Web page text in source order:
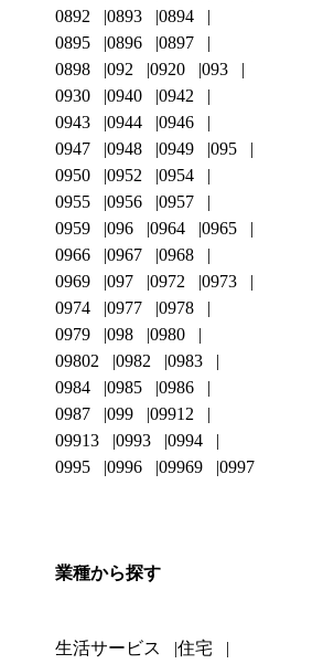
0892
0893
0894
0895
0896
0897
0898
092 0920
093
0930
0940
0942
0943
0944
0946
0947
0948 0949
095
0950
0952
0954
0955
0956
0957
0959
096 0964
0965
0966
0967
0968
0969
097 0972
0973
0974
0977
0978
0979
098
0980
09802
0982
0983
0984
0985
0986
0987
099
09912
09913
0993
0994
0995
0996 09969 0997
業種から探す
生活サービス 住宅